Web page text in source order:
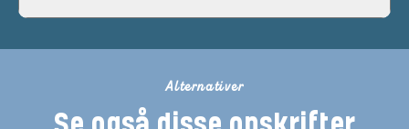
Alternativer